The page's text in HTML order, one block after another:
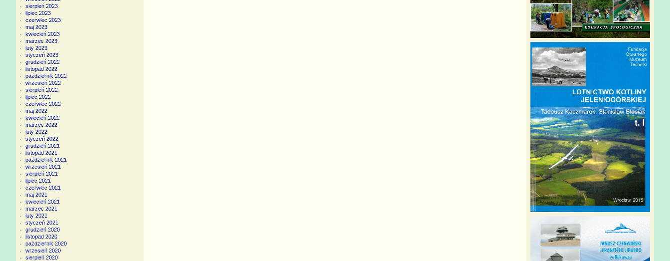
sierpień 2023
lipiec 2023
czerwiec 2023
maj 2023
kwiecień 2023
marzec 2023
luty 2023
styczeń 2023
grudzień 2022
listopad 2022
październik 2022
wrzesień 2022
sierpień 2022
lipiec 2022
czerwiec 2022
maj 2022
kwiecień 2022
marzec 2022
luty 2022
styczeń 2022
grudzień 2021
listopad 2021
październik 2021
wrzesień 2021
sierpień 2021
lipiec 2021
czerwiec 2021
maj 2021
kwiecień 2021
marzec 2021
luty 2021
styczeń 2021
grudzień 2020
listopad 2020
październik 2020
wrzesień 2020
sierpień 2020